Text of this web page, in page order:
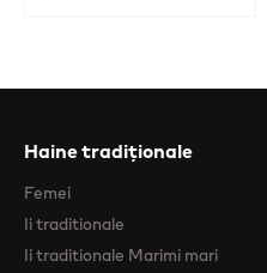
Haine tradiționale
Femei
Ii traditionale
Ii traditionale Marimi mari